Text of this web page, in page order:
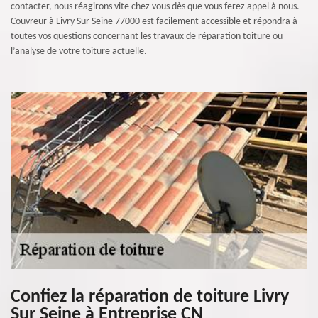
contacter, nous réagirons vite chez vous dès que vous ferez appel à nous.
Couvreur à Livry Sur Seine 77000 est facilement accessible et répondra à
toutes vos questions concernant les travaux de réparation toiture ou
l’analyse de votre toiture actuelle.
Confiez la réparation de toiture Livry